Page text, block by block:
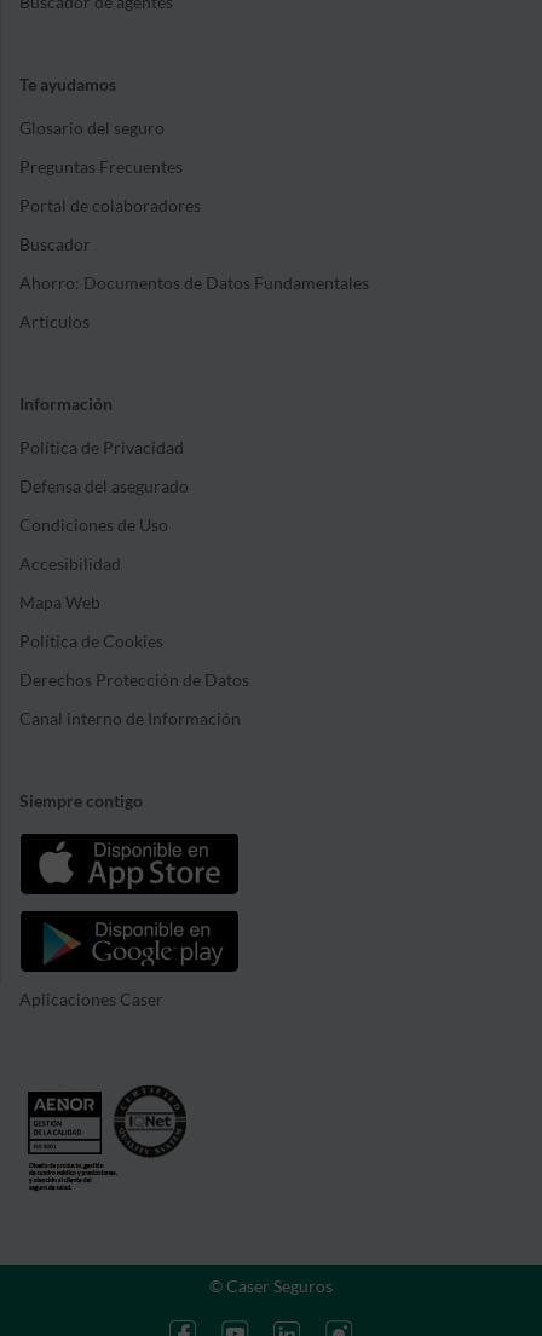
Te ayudamos
Glosario del seguro
Preguntas Frecuentes
Portal de colaboradores
Buscador
Ahorro: Documentos de Datos Fundamentales
Artículos
Información
Política de Privacidad
Defensa del asegurado
Condiciones de Uso
Accesibilidad
Mapa Web
Política de Cookies
Derechos Protección de Datos
Canal interno de Información
Siempre contigo
Aplicaciones Caser
© Caser Seguros